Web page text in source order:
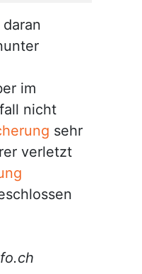
im
nicht
sehr
verletzt